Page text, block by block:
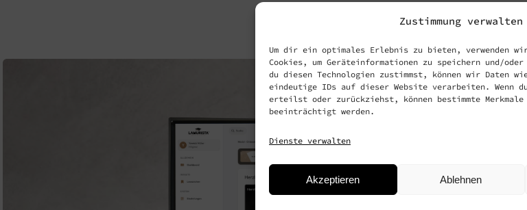
Zustimmung verwalten
Um dir ein optimales Erlebnis zu bieten, verwenden
Cookies, um Geräteinformationen zu speichern und/
du diesen Technologien zustimmst, können wir Daten
eindeutige IDs auf dieser Website verarbeiten. Wenn
erteilst oder zurückziehst, können bestimmte Merkmale
beeinträchtigt werden.
Dienste verwalten
Akzeptieren Ablehnen